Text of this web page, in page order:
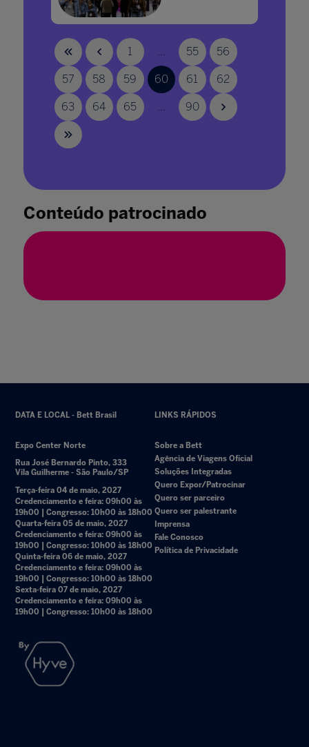
Bett UK
23 jan. 2026 1 55 56
57 58 59 60 61 62
63 64 65 90
Conteúdo patrocinado
DATA E LOCAL - Bett Brasil
Expo Center Norte
Rua José Bernardo Pinto, 333
Vila Guilherme - São Paulo/SP
Terça-feira 04 de maio, 2027
Credenciamento e feira: 09h00 às
19h00 | Congresso: 10h00 às 18h00
Quarta-feira 05 de maio, 2027
Credenciamento e feira: 09h00 às
19h00 | Congresso: 10h00 às 18h00
Quinta-feira 06 de maio, 2027
Credenciamento e feira: 09h00 às
19h00 | Congresso: 10h00 às 18h00
Sexta-feira 07 de maio, 2027
Credenciamento e feira: 09h00 às
19h00 | Congresso: 10h00 às 18h00
LINKS RÁPIDOS
Sobre a Bett
Agência de Viagens Oficial
Soluções Integradas
Quero Expor/Patrocinar
Quero ser parceiro
Quero ser palestrante
Imprensa
Fale Conosco
Política de Privacidade